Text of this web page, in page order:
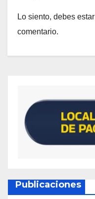
Lo siento, debes estar
comentario.
Publicaciones